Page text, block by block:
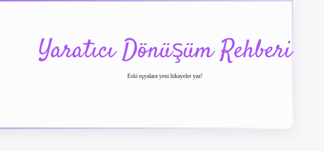
Yaratıcı Dönüşüm Rehberi
Eski eşyalara yeni hikayeler yaz!